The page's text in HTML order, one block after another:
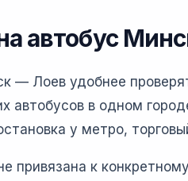
автобус
— Лоев удобнее
автобусов в одном
у метро,
привязана к